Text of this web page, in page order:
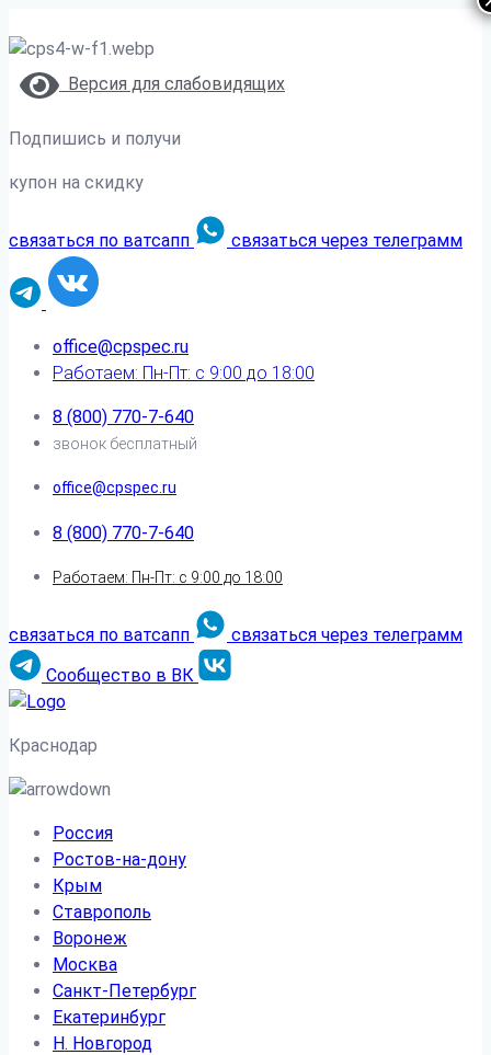
Версия для слабовидящих
Подпишись и получи
купон на скидку
связаться по ватсапп связаться через телеграмм
office@cpspec.ru
Работаем: Пн-Пт: с 9:00 до 18:00
8 (800) 770-7-640
звонок бесплатный
office@cpspec.ru
8 (800) 770-7-640
Работаем: Пн-Пт: с 9:00 до 18:00
связаться по ватсапп
связаться через телеграмм
Сообщество в ВК
Краснодар
Россия
Ростов-на-дону
Крым
Ставрополь
Воронеж
Москва
Санкт-Петербург
Екатеринбург
Н. Новгород